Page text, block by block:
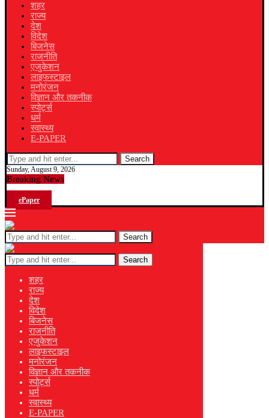
शहर
राज्य
देश
विदेश
बिजनेस
राजनीति
एजुकेशन
लाइफस्टाइल
मनोरंजन
विज्ञान और तकनीक
स्पोर्ट्स
धर्म
स्वास्थ्य
E-PAPER
Search
Sunday, August 9, 2026
Breaking News
ePaper
Search
Search
शहर
राज्य
देश
विदेश
बिजनेस
राजनीति
एजुकेशन
लाइफस्टाइल
मनोरंजन
विज्ञान और तकनीक
स्पोर्ट्स
धर्म
स्वास्थ्य
E-PAPER